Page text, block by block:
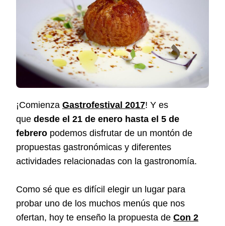
¡Comienza Gastrofestival 2017! Y es
que desde el 21 de enero hasta el 5 de
febrero podemos disfrutar de un montón de
propuestas gastronómicas y diferentes
actividades relacionadas con la gastronomía.
Como sé que es difícil elegir un lugar para
probar uno de los muchos menús que nos
ofertan, hoy te enseño la propuesta de Con 2